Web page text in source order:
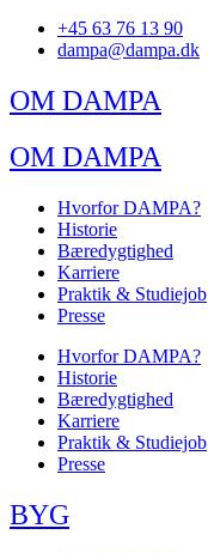
+45 63 76 13 90
dampa@dampa.dk
OM DAMPA
OM DAMPA
Hvorfor DAMPA?
Historie
Bæredygtighed
Karriere
Praktik & Studiejob
Presse
Hvorfor DAMPA?
Historie
Bæredygtighed
Karriere
Praktik & Studiejob
Presse
BYG